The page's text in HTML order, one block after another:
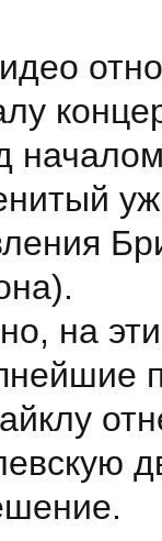
на